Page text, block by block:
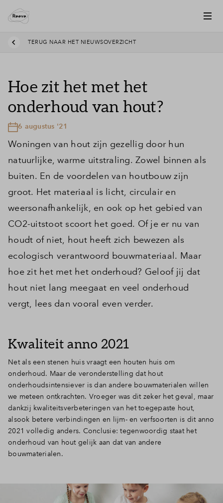
TERUG NAAR HET NIEUWSOVERZICHT
Hoe zit het met het
onderhoud van hout?
6 augustus '21
Woningen van hout zijn gezellig door hun
natuurlijke, warme uitstraling. Zowel binnen als
buiten. En de voordelen van houtbouw zijn
groot. Het materiaal is licht, circulair en
weersonafhankelijk, en ook op het gebied van
CO2-uitstoot scoort het goed. Of je er nu van
houdt of niet, hout heeft zich bewezen als
ecologisch verantwoord bouwmateriaal. Maar
hoe zit het met het onderhoud? Geloof jij dat
hout niet lang meegaat en veel onderhoud
vergt, lees dan vooral even verder.
Kwaliteit anno 2021
Net als een stenen huis vraagt een houten huis om
onderhoud. Maar de veronderstelling dat hout
onderhoudsintensiever is dan andere bouwmaterialen willen
we meteen ontkrachten. Vroeger was dit zeker het geval, maar
dankzij kwaliteitsverbeteringen van het toegepaste hout,
alsook betere verbindingen en lijm- en verfsoorten is dit anno
2021 volledig anders. Conclusie: tegenwoordig staat het
onderhoud van hout gelijk aan dat van andere
bouwmaterialen.